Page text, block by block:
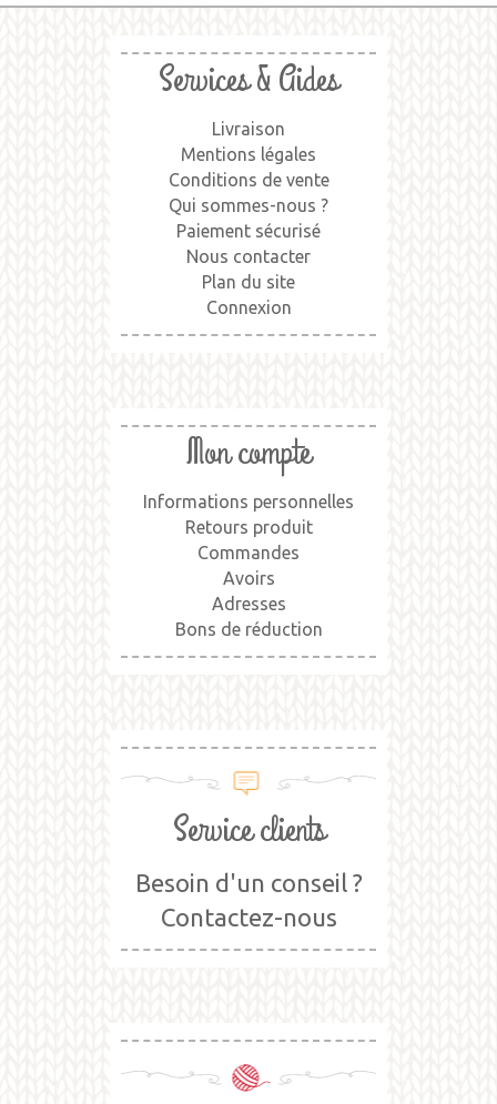
Services & Aides
Livraison
Mentions légales
Conditions de vente
Qui sommes-nous ?
Paiement sécurisé
Nous contacter
Plan du site
Connexion
Mon compte
Informations personnelles
Retours produit
Commandes
Avoirs
Adresses
Bons de réduction
Service clients
Besoin d'un conseil ?
Contactez-nous